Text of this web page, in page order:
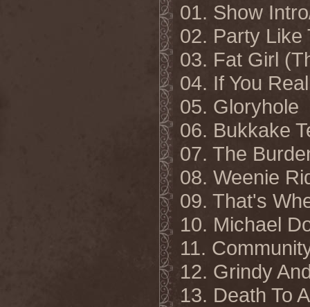
01. Show
02. Party Like
03. Fat Girl
04. If You
05. Gloryhole
06. Bukkake
07. The
08. Weenie
09. That's
10. Michael
11.
12. Grindy
13. Death To